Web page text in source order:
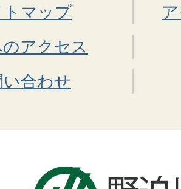
マップ
アクセス
い合わせ